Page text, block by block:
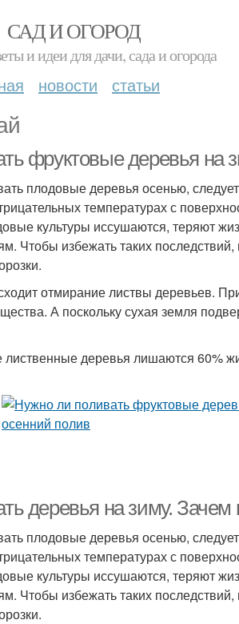
САД И ОГОРОД
и идеи для дачи, сада и огорода
новости статьи
фруктовые деревья на
плодовые деревья осенью,
температурах с
культуры иссушаются, теряют
Чтобы избежать таких
отмирание листвы деревьев.
А поскольку сухая земля
деревья лишаются 60%
деревья на зиму.
плодовые деревья осенью,
температурах с
культуры иссушаются, теряют
Чтобы избежать таких